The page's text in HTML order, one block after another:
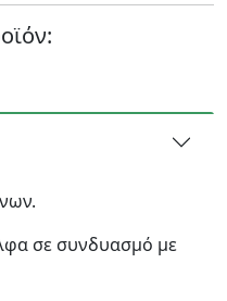
σε συνδυασμό με